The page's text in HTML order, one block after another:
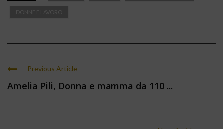
DONNE E LAVORO
Previous Article
Amelia Pili, Donna e mamma da 110 ...